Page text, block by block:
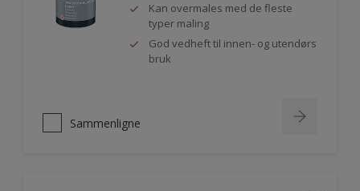
Kan overmales med de fleste
typer maling
God vedheft til innen- og utendørs
bruk
Sammenligne